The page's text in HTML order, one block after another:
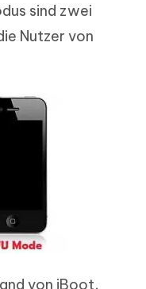
sind zwei
Nutzer von
von iBoot,